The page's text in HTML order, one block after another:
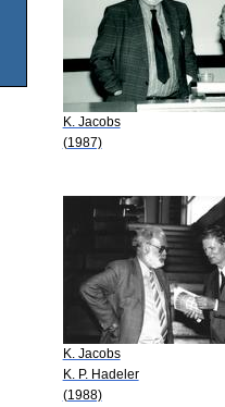
K. Jacobs
(1987)
K. Jacobs
K. P. Hadeler
(1988)